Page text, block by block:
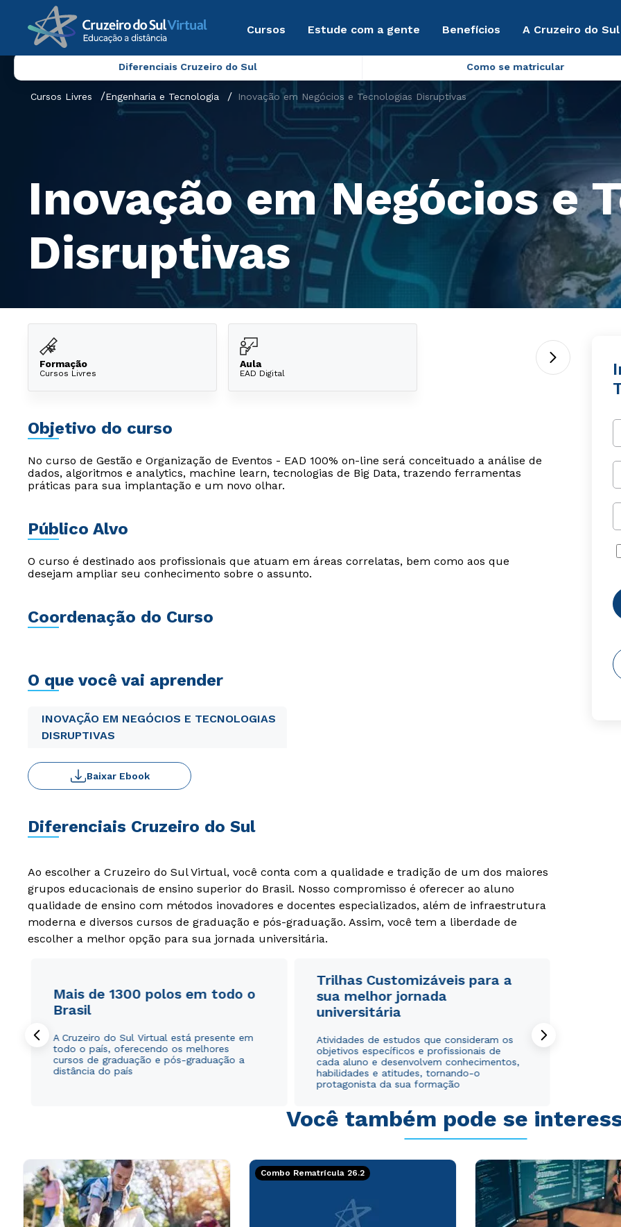
Cursos Estude com a gente Benefícios A Cruzeiro do
Diferenciais Cruzeiro do Sul Como se matricular
Cursos Livres Engenharia e Tecnologia Inovação em Negócios e Tecnologias Disruptivas
Inovação em Negócios e
Disruptivas
Formação
Cursos Livres
Aula
EAD Digital
Objetivo do curso
No curso de Gestão e Organização de Eventos - EAD 100% on-line será conceituado a análise de
dados, algoritmos e analytics, machine learn, tecnologias de Big Data, trazendo ferramentas
práticas para sua implantação e um novo olhar.
Público Alvo
O curso é destinado aos profissionais que atuam em áreas correlatas, bem como aos que
desejam ampliar seu conhecimento sobre o assunto.
Coordenação do Curso
O que você vai aprender
INOVAÇÃO EM NEGÓCIOS E TECNOLOGIAS
DISRUPTIVAS
Baixar Ebook
Diferenciais Cruzeiro do Sul
Ao escolher a Cruzeiro do Sul Virtual, você conta com a qualidade e tradição de um dos maiores
grupos educacionais de ensino superior do Brasil. Nosso compromisso é oferecer ao aluno
qualidade de ensino com métodos inovadores e docentes especializados, além de infraestrutura
moderna e diversos cursos de graduação e pós-graduação. Assim, você tem a liberdade de
escolher a melhor opção para sua jornada universitária.
Mais de 1300 polos em todo o
Brasil
A Cruzeiro do Sul Virtual está presente em
todo o país, oferecendo os melhores
cursos de graduação e pós-graduação a
distância do país
Trilhas Customizáveis para a
sua melhor jornada
universitária
Atividades de estudos que consideram os
objetivos específicos e profissionais de
cada aluno e desenvolvem conhecimentos,
habilidades e atitudes, tornando-o
protagonista da sua formação
Você também pode se
Combo Rematrícula 26.2
WhatsApp
ou
Estou de acordo com aPolítica de Privacidade.e
autorizo que meus dados sejam utilizados para o
envio de conteúdos da Cruzeiro do Sul.
WhatsApp
ou
Estou de acordo com aPolítica de Privacidade.e
autorizo que meus dados sejam utilizados para o
envio de conteúdos da Cruzeiro do Sul.